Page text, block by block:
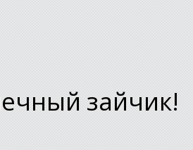
зайчик!